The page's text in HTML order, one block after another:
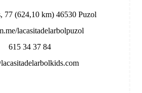
77 (624,10 km) 46530 Puzol
lacasitadelarbolpuzol
615 34 37 84